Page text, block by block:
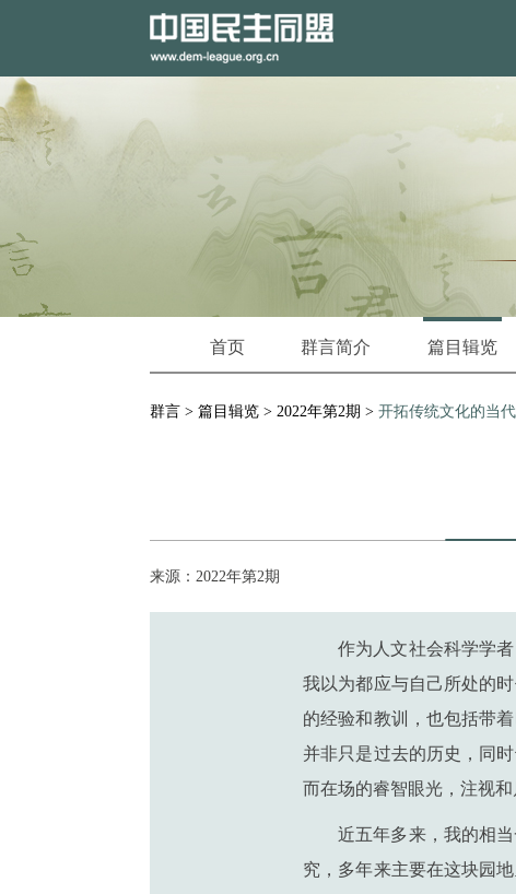
首页 群言简介 篇目辑览
群言 > 篇目辑览 > 2022年第2期 > 开拓传统文化的当
来源：2022年第2期
作为人文社会科学学
我以为都应与自己所处的
的经验和教训，也包括带
并非只是过去的历史，同
而在场的睿智眼光，注视和
近五年多来，我的相
究，多年来主要在这块园